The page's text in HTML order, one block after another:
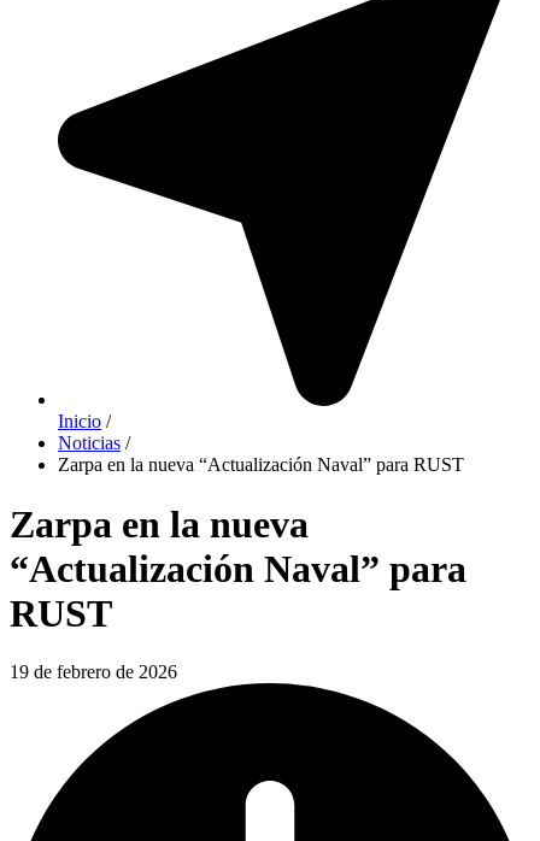
Inicio /
Noticias /
Zarpa en la nueva “Actualización Naval” para RUST
Zarpa en la nueva
“Actualización Naval” para
RUST
19 de febrero de 2026